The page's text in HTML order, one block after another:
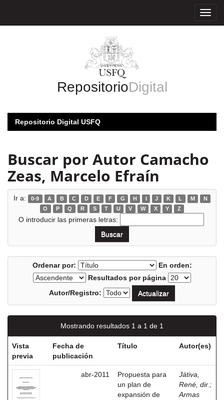
RepositorioDigital
Repositorio Digital USFQ
Buscar por Autor Camacho
Zeas, Marcelo Efraín
Ir a: 0-9 A B C D E F G H I J K L M
N
O
P Q R S T U V W X Y Z
O introducir las primeras letras:
Ordenar por:
En orden:
Resultados por página
Autor/Registro:
Mostrando resultados 1 a 1 de 1
Vista
previa
Fecha de
publicación
Título Autor(es)
abr-2011
Propuesta para
un plan de
expansión de
Játiva,
René, dir. ;
Armas